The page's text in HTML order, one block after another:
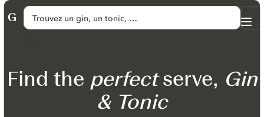
GINVENTORY
Trouvez un gin, un tonic, …
Find the perfectserve, Gin
& Tonic